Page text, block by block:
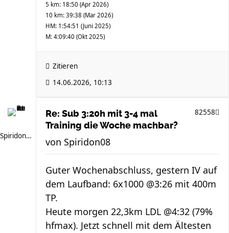
5 km: 18:50 (Apr 2026)
10 km: 39:38 (Mar 2026)
HM: 1:54:51 (Juni 2025)
M: 4:09:40 (Okt 2025)
Zitieren
14.06.2026, 10:13
Spiridon08
Re: Sub 3:20h mit 3-4 mal
Training die Woche machbar?
82558
von Spiridon08
Guter Wochenabschluss, gestern IV auf
dem Laufband: 6x1000 @3:26 mit 400m
TP.
Heute morgen 22,3km LDL @4:32 (79%
hfmax). Jetzt schnell mit dem Ältesten